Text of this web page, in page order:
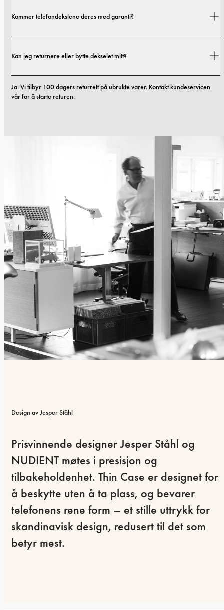
finner alle detaljer i vår fraktpolicy.
Kommer telefondekslene deres med garanti?
materialer eller utførelse innen de første 12 månedene, erstatter vi dekselet
Kan jeg returnere eller bytte dekselet mitt?
Ja. Vi tilbyr 100 dagers returrett på ubrukte varer. Kontakt kundeservicen
vår for å starte returen.
Design av Jesper Ståhl
Prisvinnende designer Jesper Ståhl og
NUDIENT møtes i presisjon og
tilbakeholdenhet. Thin Case er designet for
å beskytte uten å ta plass, og bevarer
telefonens rene form – et stille uttrykk for
skandinavisk design, redusert til det som
betyr mest.